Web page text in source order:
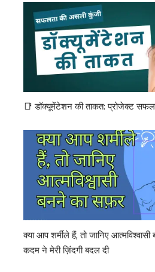
📑 डॉक्यूमेंटेशन की ताकत: प्रोजेक्ट
क्या आप शर्मीले हैं, तो जानिए
कदम ने मेरी ज़िंदगी बदल दी